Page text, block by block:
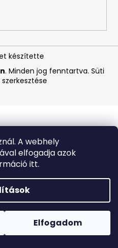
A webhely
elfogadja azok
itt.
Elfogadom
a csomagautomatákba
érzékeny
hogy optimális állapotban
készítette
. Minden jog fenntartva. Süti